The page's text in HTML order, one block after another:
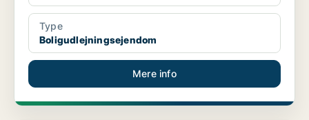
Type
Boligudlejningsejendom
Mere info